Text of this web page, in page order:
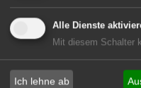
Logistikhalle
Herongen
zur
Alle Dienste
Mit diesem Schalter
Ich lehne ab